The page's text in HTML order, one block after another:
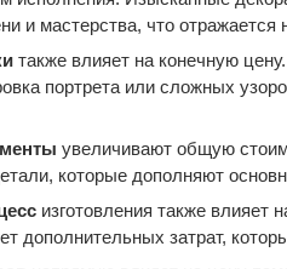
и мастерства, что отражается
также влияет на конечную
портрета или сложных
увеличивают общую
которые дополняют
изготовления также влияет
дополнительных затрат,